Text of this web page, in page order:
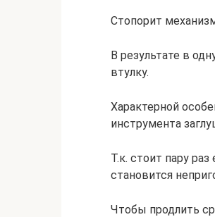
Стопорит
В результате в
втулку.
Характерной
инструмента
Т.к. стоит пару
становится
Чтобы продлить